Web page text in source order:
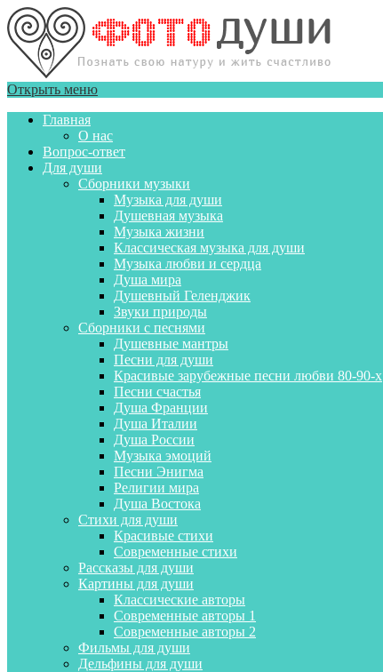
Открыть меню
Главная
О нас
Вопрос-ответ
Для души
Сборники музыки
Музыка для души
Душевная музыка
Музыка жизни
Классическая музыка для души
Музыка любви и сердца
Душа мира
Душевный Геленджик
Звуки природы
Сборники с песнями
Душевные мантры
Песни для души
Красивые зарубежные песни любви 80-90-х
Песни счастья
Душа Франции
Душа Италии
Душа России
Музыка эмоций
Песни Энигма
Религии мира
Душа Востока
Стихи для души
Красивые стихи
Современные стихи
Рассказы для души
Картины для души
Классические авторы
Современные авторы 1
Современные авторы 2
Фильмы для души
Дельфины для души